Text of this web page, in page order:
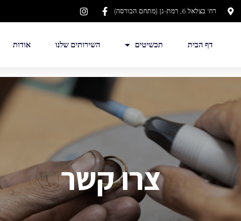
רח' בצלאל 6, רמת-גן (מתחם הבורסה)
דף הבית תכשיטים השירותים שלנו אודות
צרו קשר